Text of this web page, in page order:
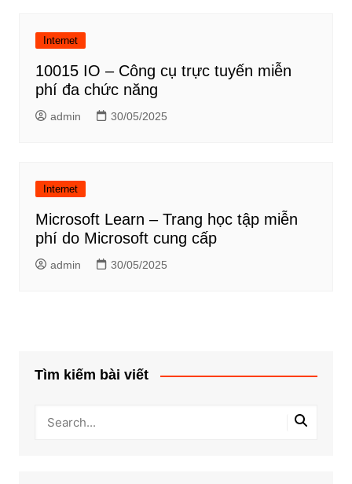
Internet
10015 IO – Công cụ trực tuyến miễn
phí đa chức năng
admin 30/05/2025
Internet
Microsoft Learn – Trang học tập miễn
phí do Microsoft cung cấp
admin 30/05/2025
Tìm kiếm bài viết